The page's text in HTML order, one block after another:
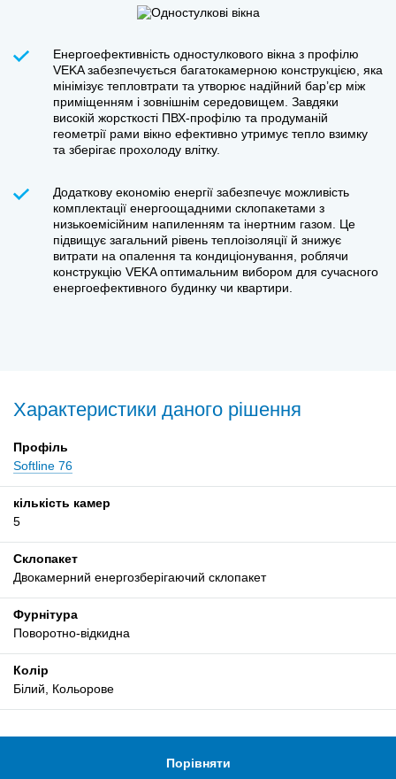
Енергоефективність одностулкового вікна з профілю
VEKA забезпечується багатокамерною конструкцією, яка
мінімізує тепловтрати та утворює надійний бар’єр між
приміщенням і зовнішнім середовищем. Завдяки
високій жорсткості ПВХ-профілю та продуманій
геометрії рами вікно ефективно утримує тепло взимку
та зберігає прохолоду влітку.
Додаткову економію енергії забезпечує можливість
комплектації енергоощадними склопакетами з
низькоемісійним напиленням та інертним газом. Це
підвищує загальний рівень теплоізоляції й знижує
витрати на опалення та кондиціонування, роблячи
конструкцію VEKA оптимальним вибором для сучасного
енергоефективного будинку чи квартири.
Характеристики даного рішення
Профіль
Softline 76
кількість камер
5
Склопакет
Двокамерний енергозберігаючий склопакет
Фурнітура
Поворотно-відкидна
Колір
Білий, Кольорове
Порівняти